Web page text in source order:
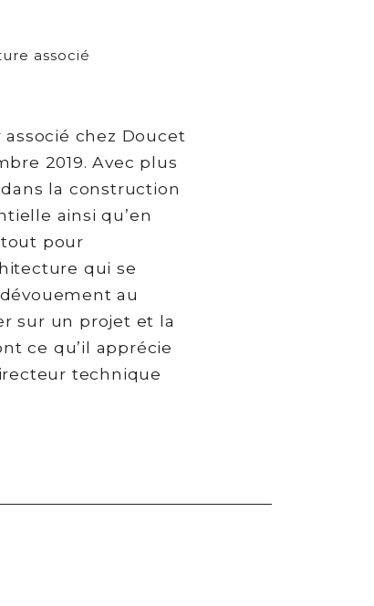
associé
chez Doucet
2019. Avec plus
dans la construction
ainsi qu’en
pour
qui se
au
sur un projet et la
ce qu’il apprécie
technique